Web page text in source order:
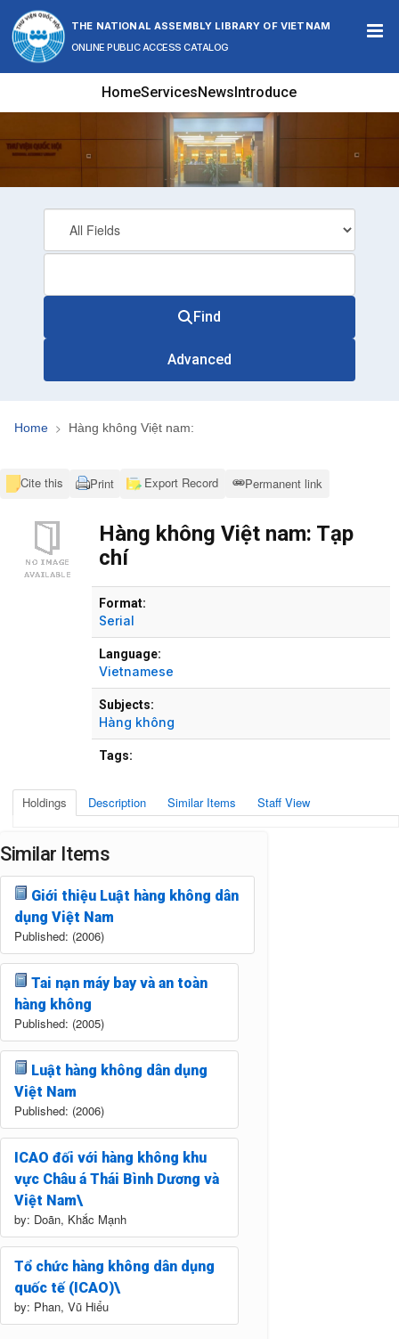
Skip to content
THE NATIONAL ASSEMBLY LIBRARY OF VIETNAM
ONLINE PUBLIC ACCESS CATALOG
HomeServicesNewsIntroduce
Find
Advanced
Home Hàng không Việt nam:
Cite this Print Export Record Permanent link
Hàng không Việt nam: Tạp
chí
Format:
Serial
Language:
Vietnamese
Subjects:
Hàng không
Tags:
Holdings Description Similar Items Staff View
Similar Items
Giới thiệu Luật hàng không dân
dụng Việt Nam
Published: (2006)
Tai nạn máy bay và an toàn
hàng không
Published: (2005)
Luật hàng không dân dụng
Việt Nam
Published: (2006)
ICAO đối với hàng không khu
vực Châu á Thái Bình Dương và
Việt Nam\
by: Doãn, Khắc Mạnh
Tổ chức hàng không dân dụng
quốc tế (ICAO)\
by: Phan, Vũ Hiểu